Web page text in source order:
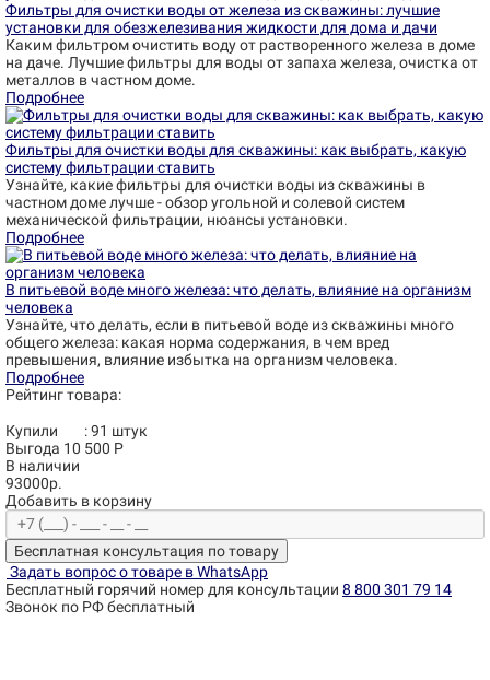
Фильтры для очистки воды от железа из скважины: лучшие
установки для обезжелезивания жидкости для дома и дачи
Каким фильтром очистить воду от растворенного железа в доме
на даче. Лучшие фильтры для воды от запаха железа, очистка от
металлов в частном доме.
Подробнее
Фильтры для очистки воды для скважины: как выбрать, какую
систему фильтрации ставить
Узнайте, какие фильтры для очистки воды из скважины в
частном доме лучше - обзор угольной и солевой систем
механической фильтрации, нюансы установки.
Подробнее
В питьевой воде много железа: что делать, влияние на организм
человека
Узнайте, что делать, если в питьевой воде из скважины много
общего железа: какая норма содержания, в чем вред
превышения, влияние избытка на организм человека.
Подробнее
Рейтинг товара:
Купили :91 штук
Выгода 10 500 Р
В наличии
93000р.
Добавить в корзину
Бесплатная консультация по товару
Задать вопрос о товаре в WhatsApp
Бесплатный горячий номер для консультации 8 800 301 79 14
Звонок по РФ бесплатный